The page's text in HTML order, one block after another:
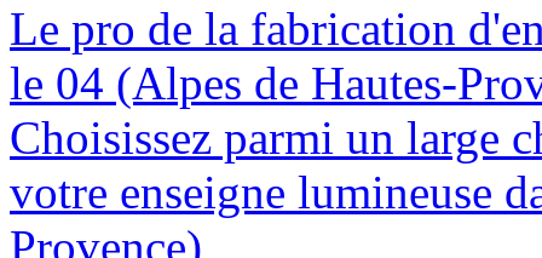
Le pro de la fabrication
le 04 (Alpes de Hautes-
Choisissez parmi un large
votre enseigne lumineuse
Provence)